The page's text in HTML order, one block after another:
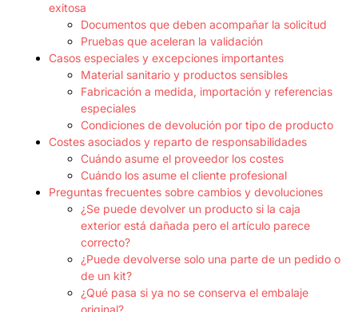
exitosa
Documentos que deben acompañar la solicitud
Pruebas que aceleran la validación
Casos especiales y excepciones importantes
Material sanitario y productos sensibles
Fabricación a medida, importación y referencias
especiales
Condiciones de devolución por tipo de producto
Costes asociados y reparto de responsabilidades
Cuándo asume el proveedor los costes
Cuándo los asume el cliente profesional
Preguntas frecuentes sobre cambios y devoluciones
¿Se puede devolver un producto si la caja
exterior está dañada pero el artículo parece
correcto?
¿Puede devolverse solo una parte de un pedido o
de un kit?
¿Qué pasa si ya no se conserva el embalaje
original?